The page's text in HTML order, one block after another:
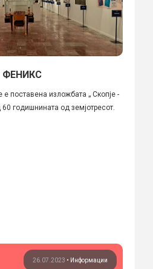
ФЕНИКС
е поставена изложбата „ Скопје -
годишнината од земјотресот.
26.07.2023 • Информации